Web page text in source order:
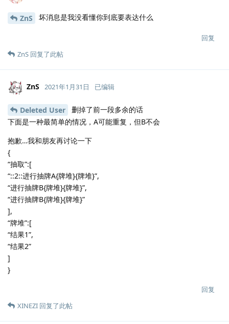
ZnS 坏消息是我没看懂你到底要表达什么
回复
ZnS 回复了此帖
ZnS 2021年1月31日 已编辑
Deleted User
删掉了前一段多余的话
下面是一种最简单的情况，A可能重复，但B不会
抱歉…我和朋友再讨论一下
{
“抽取”:[
“::2::进行抽牌A{牌堆}{牌堆}”,
“进行抽牌B{牌堆}{牌堆}”,
“进行抽牌B{牌堆}{牌堆}”
],
“牌堆”:[
“结果1”,
“结果2”
]
}
回复
XINEZI 回复了此帖